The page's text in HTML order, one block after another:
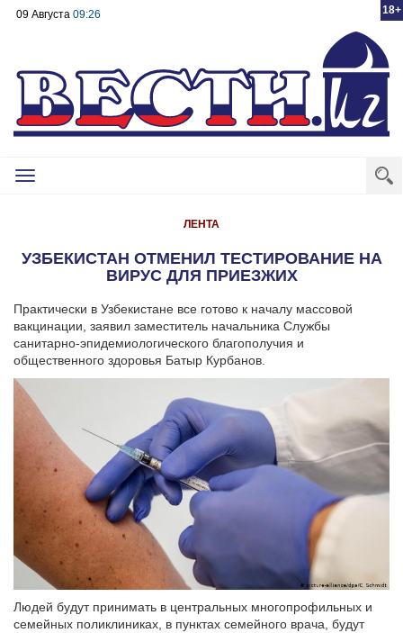
18+
09 Августа 09:26
Toggle
ЛЕНТА
УЗБЕКИСТАН ОТМЕНИЛ ТЕСТИРОВАНИЕ НА
ВИРУС ДЛЯ ПРИЕЗЖИХ
Практически в Узбекистане все готово к началу массовой
вакцинации, заявил заместитель начальника Службы
санитарно-эпидемиологического благополучия и
общественного здоровья Батыр Курбанов.
Людей будут принимать в центральных многопрофильных и
семейных поликлиниках, в пунктах семейного врача, будут